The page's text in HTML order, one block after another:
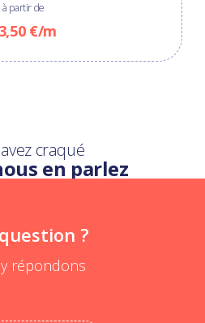
à partir de
€/m
craqué
en parlez
?
répondons